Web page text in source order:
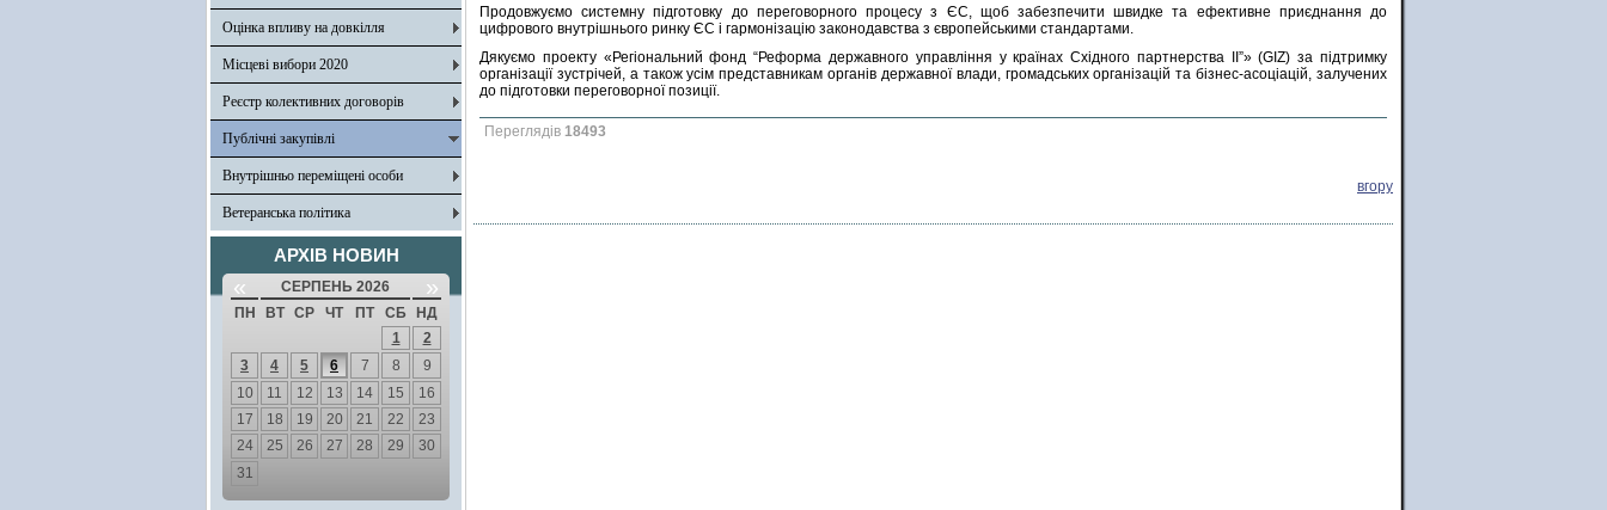
Оцінка впливу на довкілля
Місцеві вибори 2020
Реєстр колективних договорів
Публічні закупівлі
Внутрішньо переміщені особи
Ветеранська політика
АРХІВ НОВИН
« СЕРПЕНЬ 2026 »
ПН ВТ СР ЧТ ПТ СБ
НД
1
2
3
4 5 6 7 8
9
10
11 12 13 14 15
16
17
18 19 20 21 22
23
24
25 26 27 28 29
30
31
Продовжуємо системну підготовку до переговорного процесу з ЄС, щоб забезпечити швидке та ефективне приєднання до
цифрового внутрішнього ринку ЄС і гармонізацію законодавства з європейськими стандартами.
Дякуємо проекту «Регіональний фонд “Реформа державного управління у країнах Східного партнерства ІІ”» (GIZ) за підтримку
організації зустрічей, а також усім представникам органів державної влади, громадських організацій та бізнес-асоціацій, залучених
до підготовки переговорної позиції.
Переглядів 18493
вгору